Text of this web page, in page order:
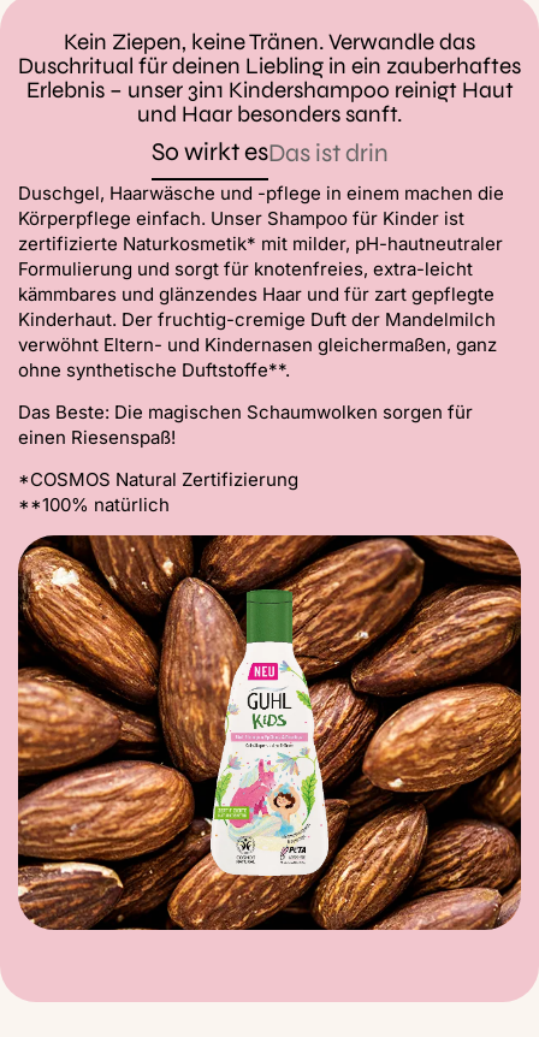
Kein Ziepen, keine Tränen. Verwandle das
Duschritual für deinen Liebling in ein zauberhaftes
Erlebnis – unser 3in1 Kindershampoo reinigt Haut
und Haar besonders sanft.
So wirkt esDas ist drin
Duschgel, Haarwäsche und -pflege in einem machen die
Körperpflege einfach. Unser Shampoo für Kinder ist
zertifizierte Naturkosmetik* mit milder, pH-hautneutraler
Formulierung und sorgt für knotenfreies, extra-leicht
kämmbares und glänzendes Haar und für zart gepflegte
Kinderhaut. Der fruchtig-cremige Duft der Mandelmilch
verwöhnt Eltern- und Kindernasen gleichermaßen, ganz
ohne synthetische Duftstoffe**.
Das Beste: Die magischen Schaumwolken sorgen für
einen Riesenspaß!
*COSMOS Natural Zertifizierung
**100% natürlich